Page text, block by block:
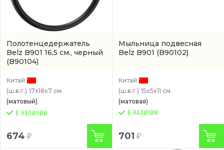
Полотенцедержатель
Belz B901 16,5 см., черный
(B90104)
Китай
(ш.в.г.) 17x18x7 см.
(матовый)
674
Мыльница подвесная
Belz B901 (B90102)
Китай
(ш.в.г.) 15x5x11 см.
(матовая)
В НАЛИЧИИ
701